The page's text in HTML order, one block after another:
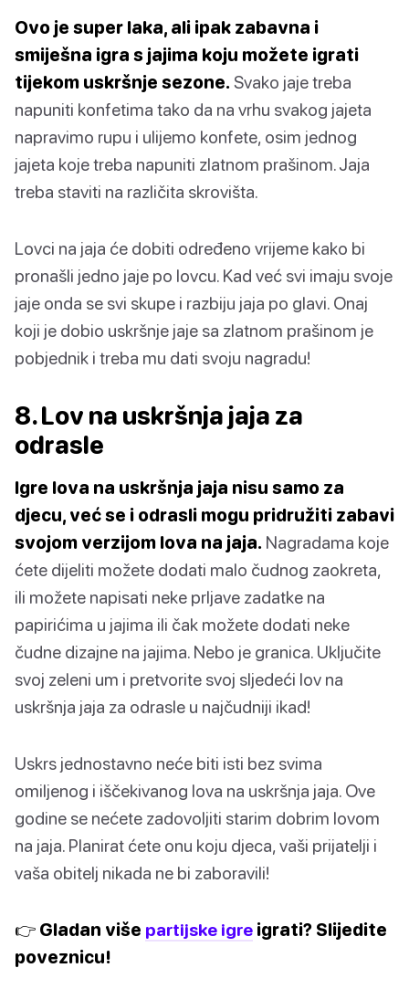
Ovo je super laka, ali ipak zabavna i
smiješna igra s jajima koju možete igrati
tijekom uskršnje sezone. Svako jaje treba
napuniti konfetima tako da na vrhu svakog jajeta
napravimo rupu i ulijemo konfete, osim jednog
jajeta koje treba napuniti zlatnom prašinom. Jaja
treba staviti na različita skrovišta.
Lovci na jaja će dobiti određeno vrijeme kako bi
pronašli jedno jaje po lovcu. Kad već svi imaju svoje
jaje onda se svi skupe i razbiju jaja po glavi. Onaj
koji je dobio uskršnje jaje sa zlatnom prašinom je
pobjednik i treba mu dati svoju nagradu!
8. Lov na uskršnja jaja za
odrasle
Igre lova na uskršnja jaja nisu samo za
djecu, već se i odrasli mogu pridružiti zabavi
svojom verzijom lova na jaja. Nagradama koje
ćete dijeliti možete dodati malo čudnog zaokreta,
ili možete napisati neke prljave zadatke na
papirićima u jajima ili čak možete dodati neke
čudne dizajne na jajima. Nebo je granica. Uključite
svoj zeleni um i pretvorite svoj sljedeći lov na
uskršnja jaja za odrasle u najčudniji ikad!
Uskrs jednostavno neće biti isti bez svima
omiljenog i iščekivanog lova na uskršnja jaja. Ove
godine se nećete zadovoljiti starim dobrim lovom
na jaja. Planirat ćete onu koju djeca, vaši prijatelji i
vaša obitelj nikada ne bi zaboravili!
👉 Gladan više partijske igre igrati? Slijedite
poveznicu!